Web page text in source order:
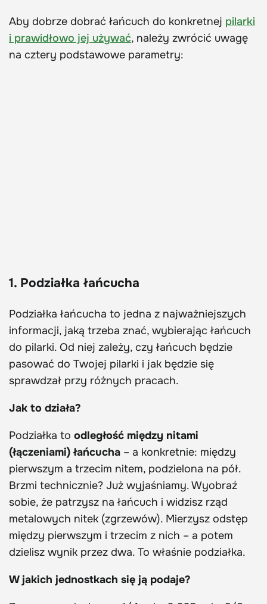
Aby dobrze dobrać łańcuch do konkretnej pilarki
i prawidłowo jej używać, należy zwrócić uwagę
na cztery podstawowe parametry:
1. Podziałka łańcucha
Podziałka łańcucha to jedna z najważniejszych
informacji, jaką trzeba znać, wybierając łańcuch
do pilarki. Od niej zależy, czy łańcuch będzie
pasować do Twojej pilarki i jak będzie się
sprawdzał przy różnych pracach.
Jak to działa?
Podziałka to odległość między nitami
(łączeniami) łańcucha – a konkretnie: między
pierwszym a trzecim nitem, podzielona na pół.
Brzmi technicznie? Już wyjaśniamy. Wyobraź
sobie, że patrzysz na łańcuch i widzisz rząd
metalowych nitek (zgrzewów). Mierzysz odstęp
między pierwszym i trzecim z nich – a potem
dzielisz wynik przez dwa. To właśnie podziałka.
W jakich jednostkach się ją podaje?